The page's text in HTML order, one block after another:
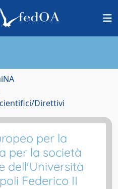
Direttivi
per la
per la società
dell'Università
Federico II